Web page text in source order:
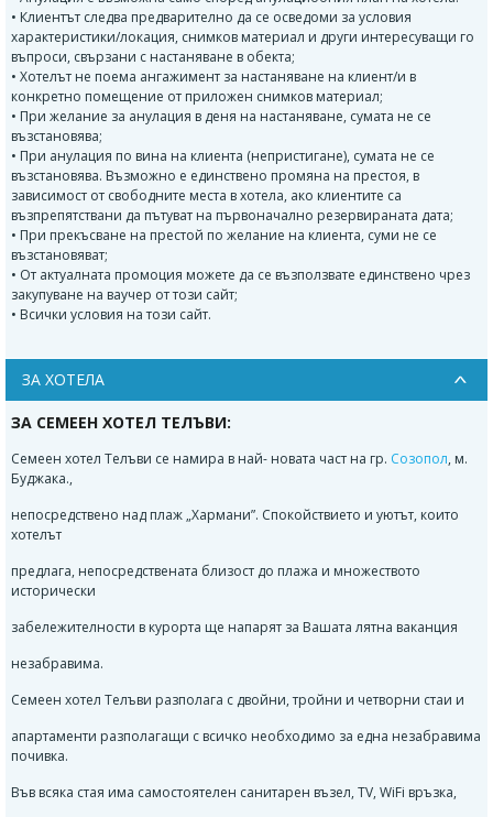
• Клиентът следва предварително да се осведоми за условия
характеристики/локация, снимков материал и други интересуващи го
въпроси, свързани с настаняване в обекта;
• Хотелът не поема ангажимент за настаняване на клиент/и в
конкретно помещение от приложен снимков материал;
• При желание за анулация в деня на настаняване, сумата не се
възстановява;
• При анулация по вина на клиента (непристигане), сумата не се
възстановява. Възможно е единствено промяна на престоя, в
зависимост от свободните места в хотела, ако клиентите са
възпрепятствани да пътуват на първоначално резервираната дата;
• При прекъсване на престой по желание на клиента, суми не се
възстановяват;
• От актуалната промоция можете да се възползвате единствено чрез
закупуване на ваучер от този сайт;
• Всички условия на този сайт.
ЗА ХОТЕЛА
ЗА СЕМЕЕН ХОТЕЛ ТЕЛЪВИ:
Семеен хотел Телъви се намира в най- новата част на гр. Созопол, м.
Буджака.,
непосредствено над плаж „Хармани”. Спокойствието и уютът, които
хотелът
предлага, непосредствената близост до плажа и множеството
исторически
забележителности в курорта ще напарят за Вашата лятна ваканция
незабравима.
Семеен хотел Телъви разполага с двойни, тройни и четворни стаи и
апартаменти разполагащи с всичко необходимо за една незабравима
почивка.
Във всяка стая има самостоятелен санитарен възел, TV, WiFi връзка,